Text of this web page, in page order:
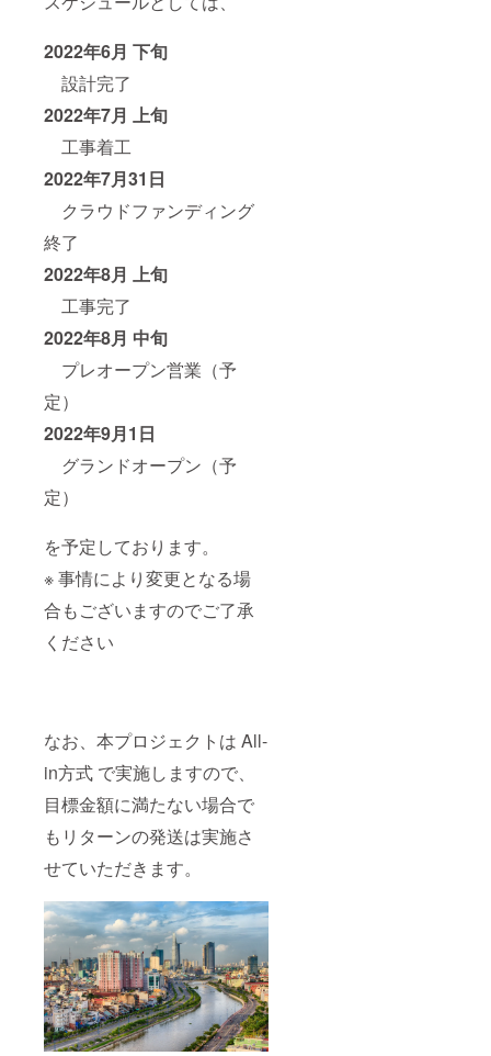
2022年6月 下旬
設計完了
2022年7月 上旬
工事着工
2022年7月31日
クラウドファンディング
終了
2022年8月 上旬
工事完了
2022年8月 中旬
プレオープン営業（予
定）
2022年9月1日
グランドオープン（予
定）
を予定しております。
※ 事情により変更となる場
合もございますのでご了承
ください
なお、本プロジェクトは All-
in方式 で実施しますので、
目標金額に満たない場合で
もリターンの発送は実施さ
せていただきます。